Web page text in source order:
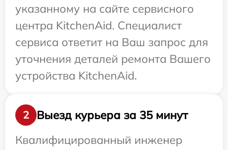
указанному на сайте сервисного
центра KitchenAid. Специалист
сервиса ответит на Ваш запрос для
уточнения деталей ремонта Вашего
устройства KitchenAid.
2
Выезд курьера за 35 минут
Квалифицированный инженер